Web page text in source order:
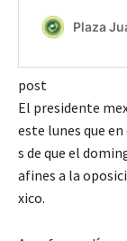
post
El presidente
este lunes que
s de que el
afines a la
xico.